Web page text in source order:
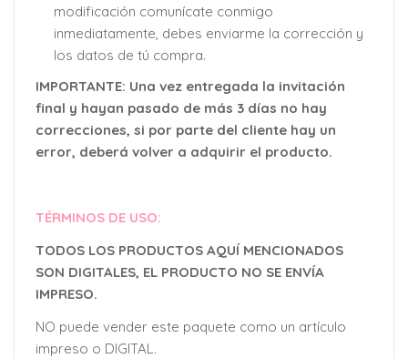
modificación comunícate conmigo
inmediatamente, debes enviarme la corrección y
los datos de tú compra.
IMPORTANTE: Una vez entregada la invitación
final y hayan pasado de más 3 días no hay
correcciones, si por parte del cliente hay un
error, deberá volver a adquirir el producto.
TÉRMINOS DE USO:
TODOS LOS PRODUCTOS AQUÍ MENCIONADOS
SON DIGITALES, EL PRODUCTO NO SE ENVÍA
IMPRESO.
NO puede vender este paquete como un artículo
impreso o DIGITAL.